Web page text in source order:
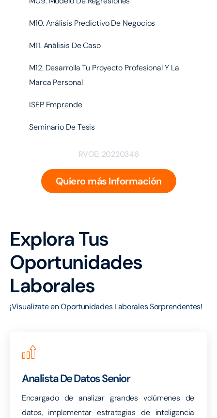
M10. Análisis Predictivo De Negocios
M11. Análisis De Caso
M12. Desarrolla Tu Proyecto Profesional Y La
Marca Personal
ISEP Emprende
Seminario De Tesis
RVOE: 20220346
Quiero más Información
Explora Tus
Oportunidades
Laborales
¡Visualizate en Oportunidades Laborales Sorprendentes!
Analista De Datos Senior
Encargado de analizar grandes volúmenes de
datos, implementar estrategias de inteligencia